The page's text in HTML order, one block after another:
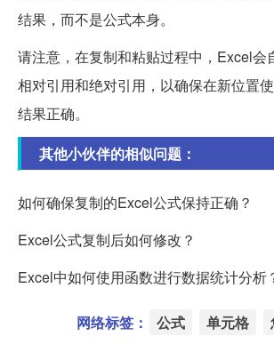
结果，而不是公式本身。
请注意，在复制和粘贴过程中，Excel会
相对引用和绝对引用，以确保在新位置
结果正确。
其他小伙伴的相似问题：
如何确保复制的Excel公式保持正确？
Excel公式复制后如何修改？
Excel中如何使用函数进行数据统计分析
网络标签： 公式 单元格